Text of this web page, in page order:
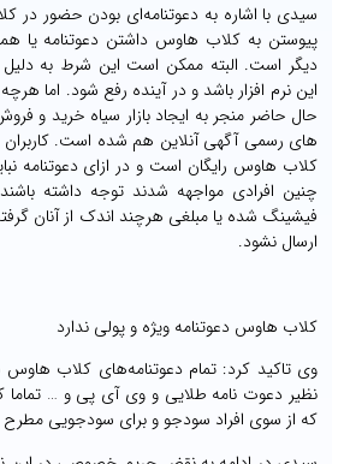
سیدی با اشاره به دعوتنامه‌ای بودن حضور در
پیوستن به کلاب هاوس داشتن دعوتنامه یا
دیگر است. البته ممکن است این شرط به
این نرم افزار باشد و در آینده رفع شود. اما
حال حاضر منجر به ایجاد بازار سیاه خرید و
های رسمی آگهی آنلاین هم شده است. کاربران
کلاب هاوس رایگان است و در ازای دعوتنامه
چنین افرادی مواجهه شدند توجه داشته
فیشینگ شده یا مبلغی هرچند اندک از آنان
ارسال نشود.
کلاب هاوس دعوتنامه ویژه و پولی ندارد
وی تاکید کرد: تمام دعوتنامه‌های کلاب هاوس
نظیر دعوت نامه طلایی و وی آی پی و …
که از سوی افراد سودجو و برای سودجویی